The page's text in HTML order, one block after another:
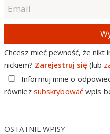
Chcesz mieć pewność, że nikt
nickiem? Zarejestruj się (lub
Informuj mnie o
również subskrybowaćwpis
OSTATNIE WPISY